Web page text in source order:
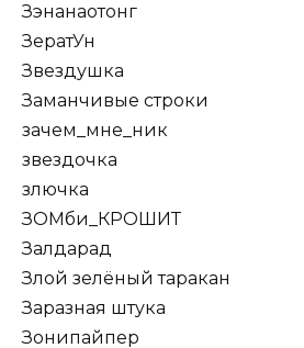
Зэнанаотонг
ЗератУн
Звездушка
Заманчивые строки
зачем_мне_ник
звездочка
злючка
ЗОМби_КРОШИТ
Залдарад
Злой зелёный таракан
Заразная штука
Зонипайпер